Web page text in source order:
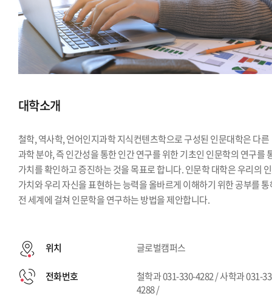
대학소개
철학, 역사학, 언어인지과학 지식컨텐츠학으로 구성된 인문대학은 다른
과학 분야, 즉 인간성을 통한 인간 연구를 위한 기초인 인문학의 연구를
가치를 확인하고 증진하는 것을 목표로 합니다. 인문학 대학은 우리의
가치와 우리 자신을 표현하는 능력을 올바르게 이해하기 위한 공부를
전 세계에 걸쳐 인문학을 연구하는 방법을 제안합니다.
위치 글로벌캠퍼스
전화번호
철학과 031-330-4282 / 사학과 031-
4288 /